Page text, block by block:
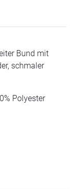
Bund mit
schmaler
Polyester